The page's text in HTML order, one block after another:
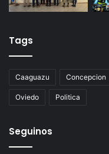
Tags
Caaguazu Concepcion
Oviedo Politica
Seguinos